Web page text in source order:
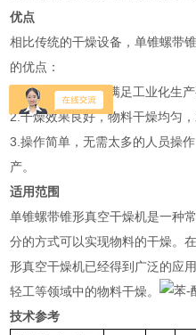
优点
相比传统的干燥设备，单锥螺带
的优点：
1.处理量大，可以满足工业化生
2.干燥效果良好，物料干燥均匀
3.操作简单，无需太多的人员操
产。
适用范围
单锥螺带锥形真空干燥机是一种
分的方式可以实现物料的干燥。
形真空干燥机已经得到广泛的应
轻工等领域中的物料干燥。
技术参考